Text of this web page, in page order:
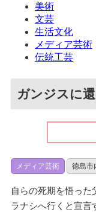
美術
文芸
生活文化
メディア芸術
伝統工芸
ガンジスに
メディア芸術 徳島市
自らの死期を悟っ
ラナシへ行くと宣言